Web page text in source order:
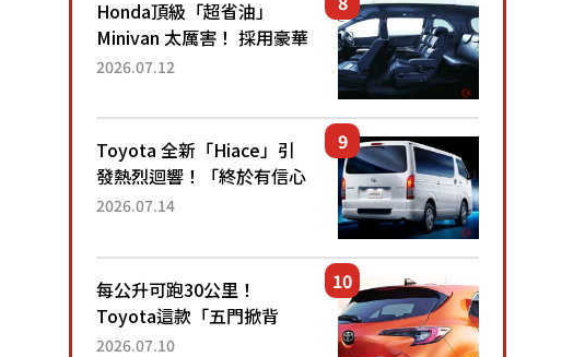
Honda頂級「超省油」
Minivan 太厲害！ 採用豪華
「真皮座椅」與專屬「黑色
公里，兼具優異節能表現與
舒適「三...
2026.07.12
Toyota 全新「Hiace」引
發熱烈迴響！「終於有信心
下訂了！」「哪個等級交車
後竟然還要等「超過半年」
才能交車？...
2026.07.14
每公升可跑30公里！
Toyota這款「五門掀背
車」真的很厲害！ 擁有全
2026.07.10